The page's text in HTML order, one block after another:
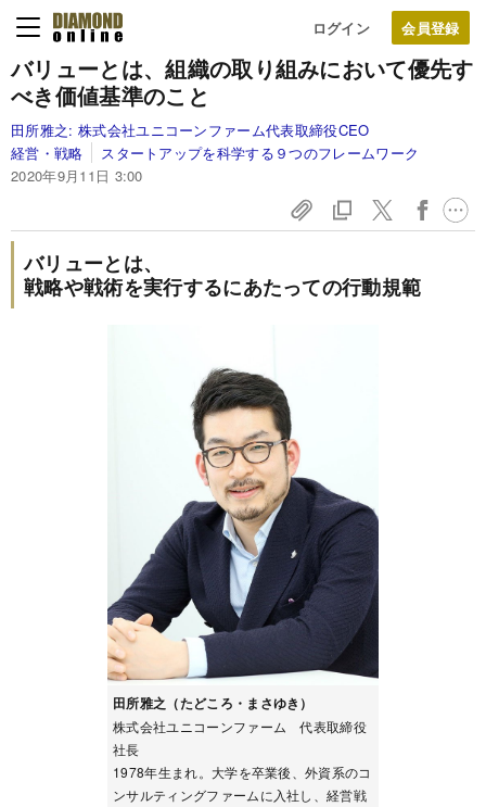
ログイン
バリューとは、組織の取り組みにおいて優先す
べき価値基準のこと
田所雅之: 株式会社ユニコーンファーム代表取締役CEO
経営・戦略
スタートアップを科学する９つのフレームワーク
2020年9月11日 3:00
バリューとは、
戦略や戦術を実行するにあたっての行動規範
田所雅之（たどころ・まさゆき）
株式会社ユニコーンファーム 代表取締役
社長
1978年生まれ。大学を卒業後、外資系のコ
ンサルティングファームに入社し、経営戦